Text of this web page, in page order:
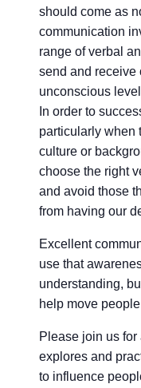
should come as
communication
range of verbal
send and receive
unconscious
In order to
particularly when
culture or
choose the right
and avoid those
from having our
Excellent
use that
understanding,
help move
Please join us
explores and
to influence